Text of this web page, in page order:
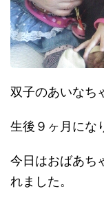
双子のあいなち
生後９ヶ月にな
今日はおばあち
れました。